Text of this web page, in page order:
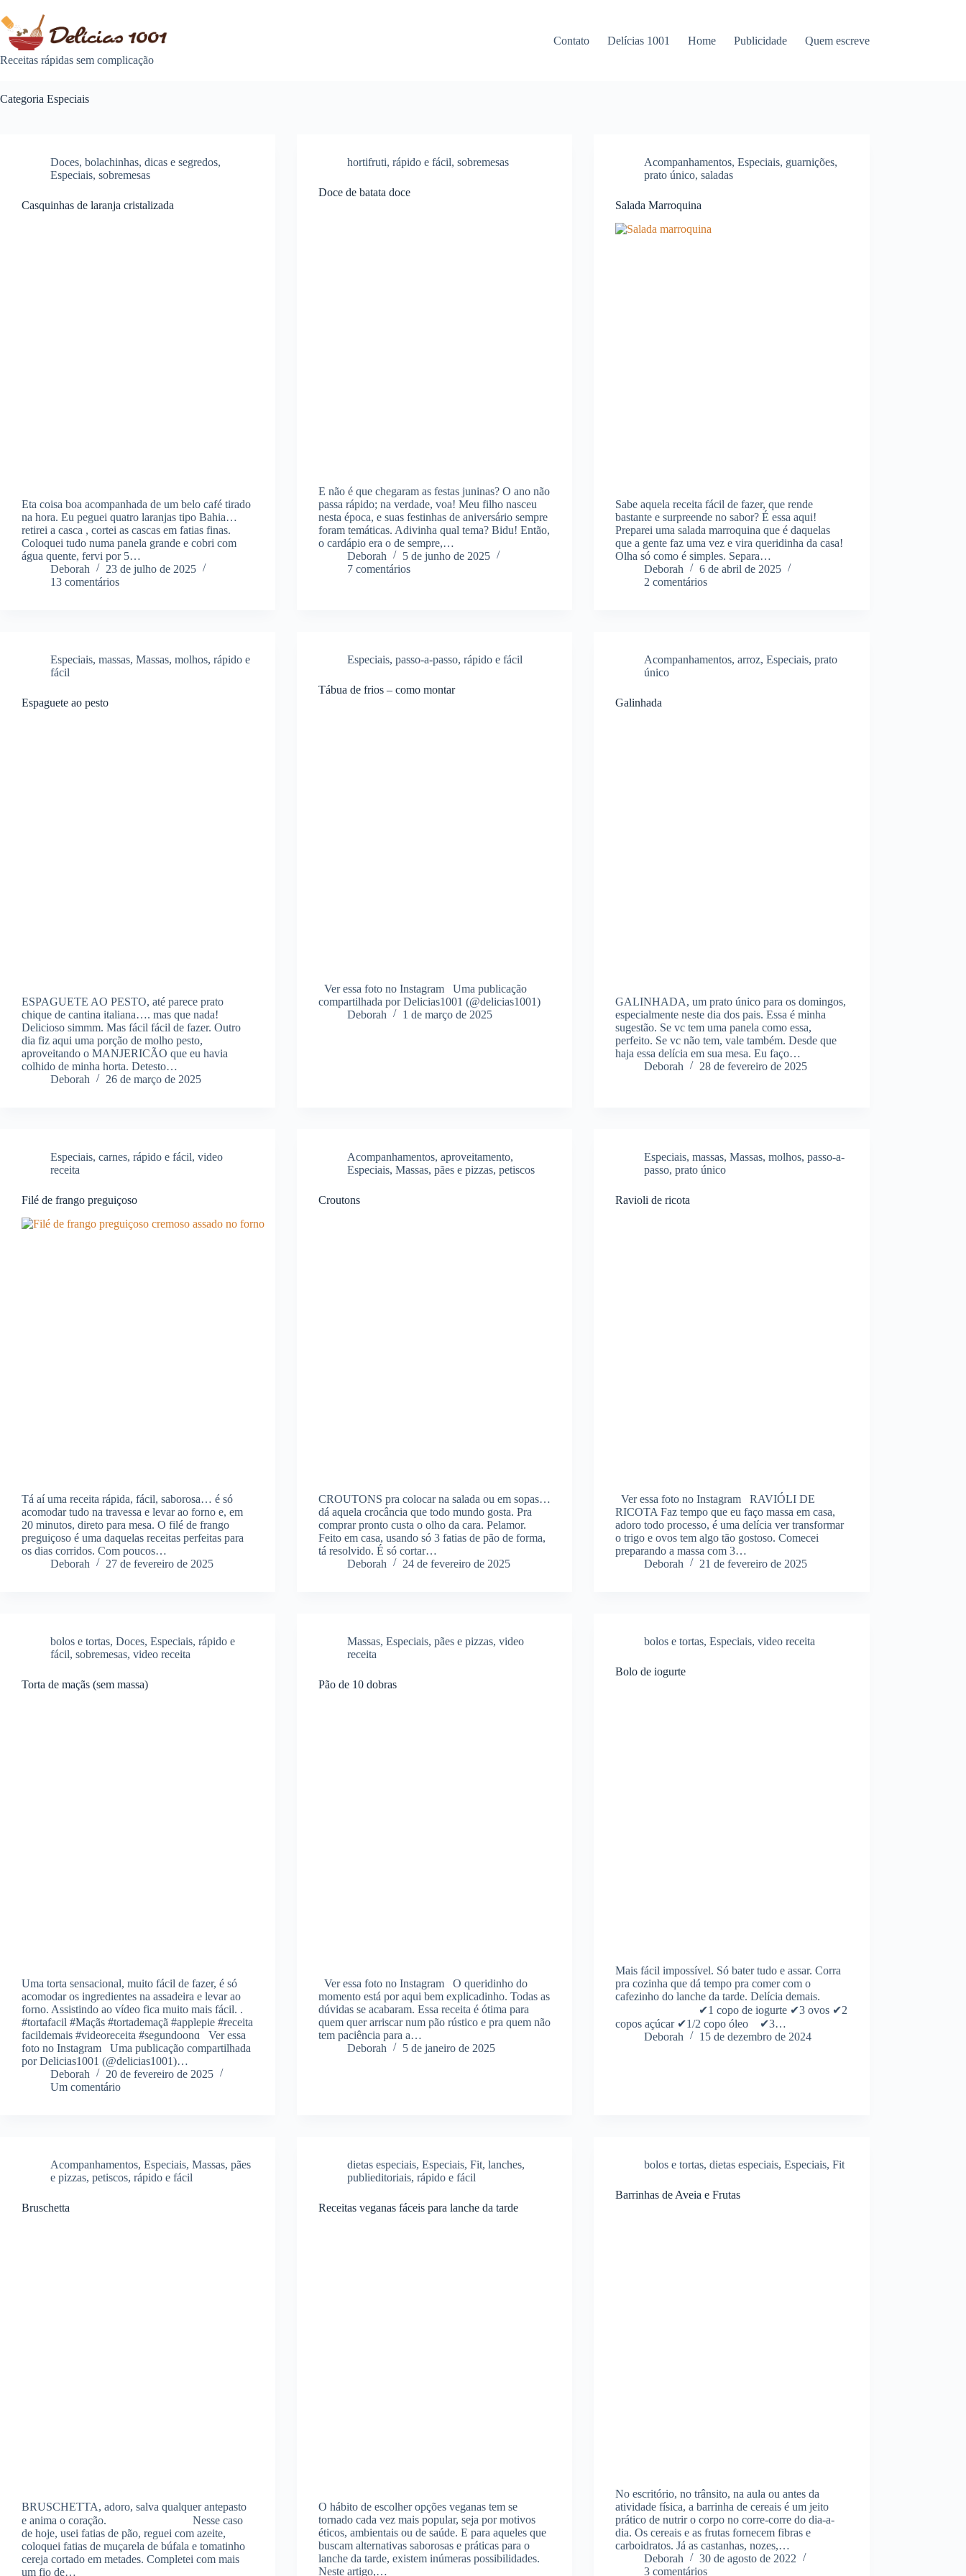
para
conteúdo
Receitas rápidas sem complicação
Contato Delícias 1001 Home Publicidade Quem escreve
Categoria Especiais
Doces, bolachinhas, dicas e segredos,
Especiais, sobremesas
Casquinhas de laranja cristalizada
Eta coisa boa acompanhada de um belo café tirado
na hora. Eu peguei quatro laranjas tipo Bahia…
retirei a casca , cortei as cascas em fatias finas.
Coloquei tudo numa panela grande e cobri com
água quente, fervi por 5…
Deborah
23 de julho de 2025
13 comentários
hortifruti,rápido e fácil,sobremesas
Doce de batata doce
E não é que chegaram as festas juninas? O ano não
passa rápido; na verdade, voa! Meu filho nasceu
nesta época, e suas festinhas de aniversário sempre
foram temáticas. Adivinha qual tema? Bidu! Então,
o cardápio era o de sempre,…
Deborah
5 de junho de 2025
7 comentários
Acompanhamentos,Especiais, guarnições,
prato único,saladas
Salada Marroquina
Sabe aquela receita fácil de fazer, que rende
bastante e surpreende no sabor? É essa aqui!
Preparei uma salada marroquina que é daquelas
que a gente faz uma vez e vira queridinha da casa!
Olha só como é simples. Separa…
Deborah
6 de abril de 2025
2 comentários
Especiais, massas, Massas, molhos, rápido e
fácil
Espaguete ao pesto
ESPAGUETE AO PESTO, até parece prato
chique de cantina italiana…. mas que nada!
Delicioso simmm. Mas fácil fácil de fazer. Outro
dia fiz aqui uma porção de molho pesto,
aproveitando o MANJERICÃO que eu havia
colhido de minha horta. Detesto…
Deborah
26 de março de 2025
Especiais,passo-a-passo,rápido e fácil
Tábua de frios – como montar
Ver essa foto no Instagram Uma publicação
compartilhada por Delicias1001 (@delicias1001)
Deborah
1 de março de 2025
Acompanhamentos,arroz,Especiais,prato
único
Galinhada
GALINHADA, um prato único para os domingos,
especialmente neste dia dos pais. Essa é minha
sugestão. Se vc tem uma panela como essa,
perfeito. Se vc não tem, vale também. Desde que
haja essa delícia em sua mesa. Eu faço…
Deborah
28 de fevereiro de 2025
Especiais, carnes, rápido e fácil, video
receita
Filé de frango preguiçoso
Tá aí uma receita rápida, fácil, saborosa… é só
acomodar tudo na travessa e levar ao forno e, em
20 minutos, direto para mesa. O filé de frango
preguiçoso é uma daquelas receitas perfeitas para
os dias corridos. Com poucos…
Deborah
27 de fevereiro de 2025
Acompanhamentos,aproveitamento,
Especiais,Massas,pães e pizzas,petiscos
Croutons
CROUTONS pra colocar na salada ou em sopas…
dá aquela crocância que todo mundo gosta. Pra
comprar pronto custa o olho da cara. Pelamor.
Feito em casa, usando só 3 fatias de pão de forma,
tá resolvido. É só cortar…
Deborah
24 de fevereiro de 2025
Especiais,massas,Massas,molhos,passo-a-
passo,prato único
Ravioli de ricota
Ver essa foto no Instagram RAVIÓLI DE
RICOTA Faz tempo que eu faço massa em casa,
adoro todo processo, é uma delícia ver transformar
o trigo e ovos tem algo tão gostoso. Comecei
preparando a massa com 3…
Deborah
21 de fevereiro de 2025
bolos e tortas, Doces, Especiais, rápido e
fácil, sobremesas, video receita
Torta de maçãs (sem massa)
Uma torta sensacional, muito fácil de fazer, é só
acomodar os ingredientes na assadeira e levar ao
forno. Assistindo ao vídeo fica muito mais fácil. .
#tortafacil #Maçãs #tortademaçã #applepie #receita
facildemais #videoreceita #segundoonɑ Ver essa
foto no Instagram Uma publicação compartilhada
por Delicias1001 (@delicias1001)…
Deborah
20 de fevereiro de 2025
Um comentário
Massas,Especiais,pães e pizzas,video
receita
Pão de 10 dobras
Ver essa foto no Instagram O queridinho do
momento está por aqui bem explicadinho. Todas as
dúvidas se acabaram. Essa receita é ótima para
quem quer arriscar num pão rústico e pra quem não
tem paciência para a…
Deborah
5 de janeiro de 2025
bolos e tortas,Especiais,video receita
Bolo de iogurte
Mais fácil impossível. Só bater tudo e assar. Corra
pra cozinha que dá tempo pra comer com o
cafezinho do lanche da tarde. Delícia demais.
⠀⠀⠀⠀⠀⠀⠀ ⠀⠀ ✔1 copo de iogurte ✔3 ovos ✔2
copos açúcar ✔1/2 copo óleo⠀ ✔3…
Deborah
15 de dezembro de 2024
Acompanhamentos, Especiais, Massas, pães
e pizzas, petiscos, rápido e fácil
Bruschetta
BRUSCHETTA, adoro, salva qualquer antepasto
e anima o coração. ⠀⠀⠀⠀⠀⠀⠀ ⠀⠀ Nesse caso
de hoje, usei fatias de pão, reguei com azeite,
coloquei fatias de muçarela de búfala e tomatinho
cereja cortado em metades. Completei com mais
um fio de…
dietas especiais,Especiais,Fit,lanches,
publieditoriais,rápido e fácil
Receitas veganas fáceis para lanche da tarde
O hábito de escolher opções veganas tem se
tornado cada vez mais popular, seja por motivos
éticos, ambientais ou de saúde. E para aqueles que
buscam alternativas saborosas e práticas para o
lanche da tarde, existem inúmeras possibilidades.
Neste artigo,…
bolos e tortas,dietas especiais,Especiais,Fit
Barrinhas de Aveia e Frutas
No escritório, no trânsito, na aula ou antes da
atividade física, a barrinha de cereais é um jeito
prático de nutrir o corpo no corre-corre do dia-a-
dia. Os cereais e as frutas fornecem fibras e
carboidratos. Já as castanhas, nozes,…
Deborah
30 de agosto de 2022
3 comentários